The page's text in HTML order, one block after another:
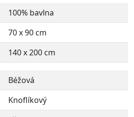
100% bavlna
70 x 90 cm
140 x 200 cm
Béžová
Knoflíkový